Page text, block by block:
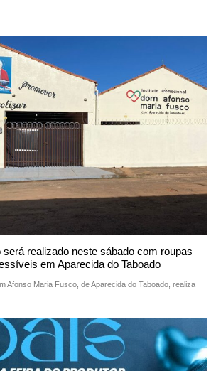
realizado neste sábado com roupas
em Aparecida do Taboado
Afonso Maria Fusco, de Aparecida do Taboado, realiza